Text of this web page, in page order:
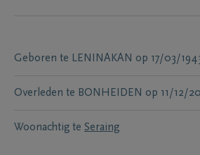
Geboren te LENINAKAN op 17/03/
Overleden te BONHEIDEN op 11/12/
Woonachtig te Seraing